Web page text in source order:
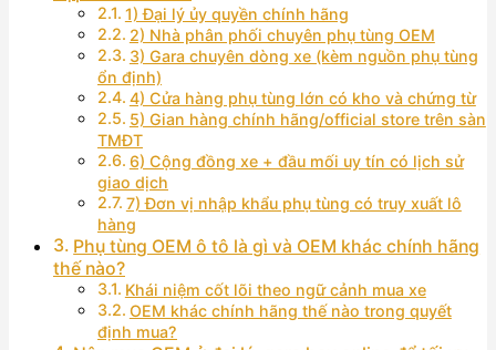
1) Đại lý ủy quyền chính hãng
2) Nhà phân phối chuyên phụ tùng OEM
3) Gara chuyên dòng xe (kèm nguồn phụ tùng
ổn định)
4) Cửa hàng phụ tùng lớn có kho và chứng từ
5) Gian hàng chính hãng/official store trên sàn
TMĐT
6) Cộng đồng xe + đầu mối uy tín có lịch sử
giao dịch
7) Đơn vị nhập khẩu phụ tùng có truy xuất lô
hàng
Phụ tùng OEM ô tô là gì và OEM khác chính hãng
thế nào?
Khái niệm cốt lõi theo ngữ cảnh mua xe
OEM khác chính hãng thế nào trong quyết
định mua?